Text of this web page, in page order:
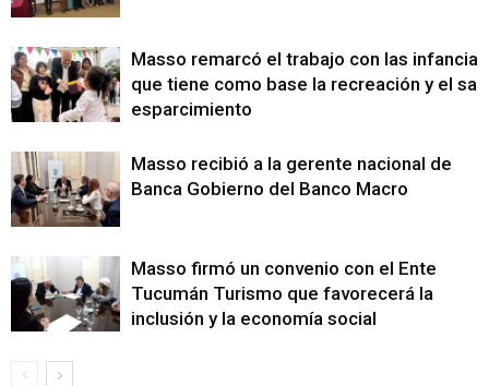
Masso remarcó el trabajo con las infancias
que tiene como base la recreación y el
esparcimiento
Masso recibió a la gerente nacional de
Banca Gobierno del Banco Macro
Masso firmó un convenio con el Ente
Tucumán Turismo que favorecerá la
inclusión y la economía social